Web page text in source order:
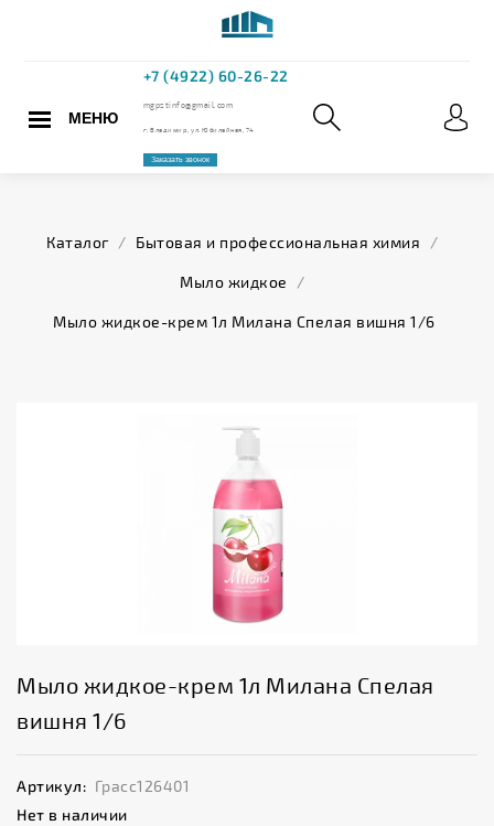
МЕНЮ
Заказать звонок
Каталог / Бытовая и профессиональная химия /
Мыло жидкое /
Мыло жидкое-крем 1л Милана Спелая вишня 1/6
Мыло жидкое-крем 1л Милана Спелая
вишня 1/6
Артикул: Грасс126401
Нет в наличии